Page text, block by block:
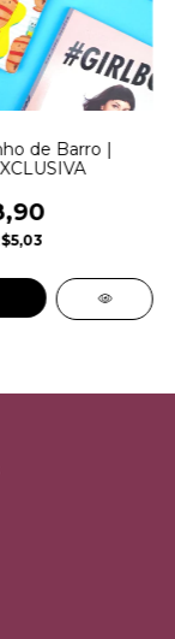
de Barro |